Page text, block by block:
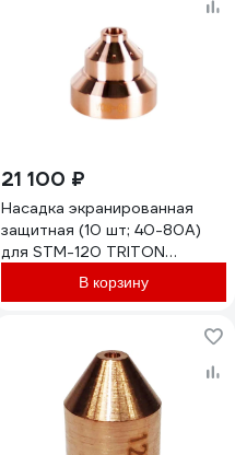
21 100 ₽
Насадка экранированная
защитная (10 шт; 40-80А)
для STM-120 TRITON
В корзину